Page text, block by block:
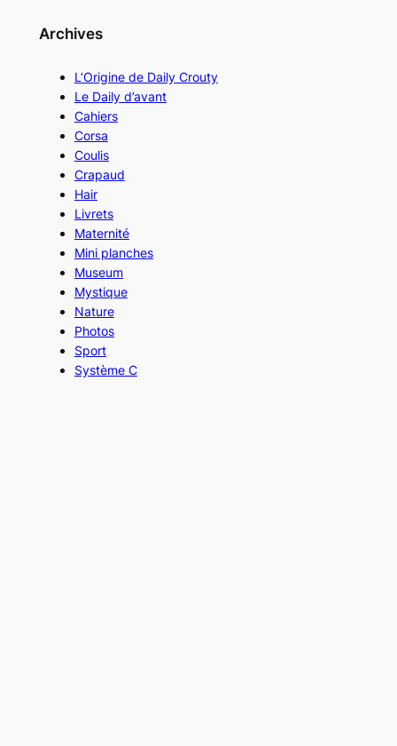
Archives
L’Origine de Daily Crouty
Le Daily d’avant
Cahiers
Corsa
Coulis
Crapaud
Hair
Livrets
Maternité
Mini planches
Museum
Mystique
Nature
Photos
Sport
Système C